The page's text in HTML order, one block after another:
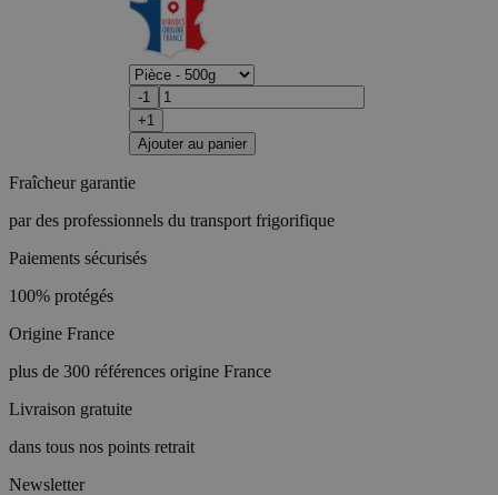
-1
+1
Ajouter au panier
Fraîcheur garantie
par des professionnels du transport frigorifique
Paiements sécurisés
100% protégés
Origine France
plus de 300 références origine France
Livraison gratuite
dans tous nos points retrait
Newsletter